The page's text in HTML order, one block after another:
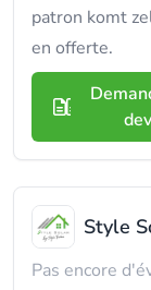
patron komt
en offerte.
Style
Pas encore